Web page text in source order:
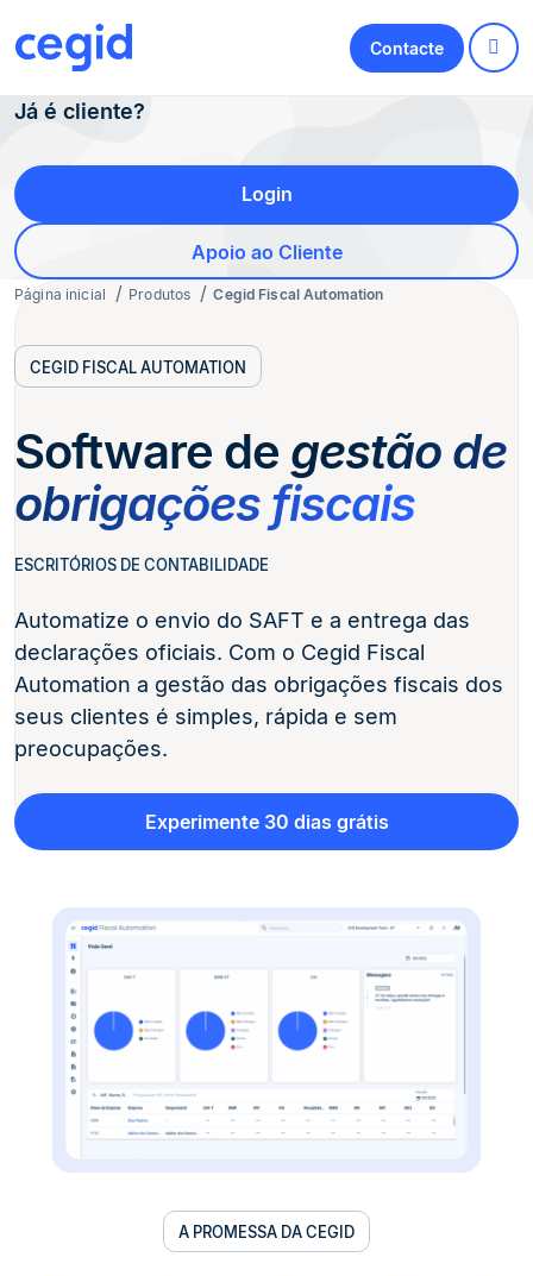
Contacte
Já é cliente?
Login
Apoio ao Cliente
Página inicial Produtos Cegid Fiscal Automation
CEGID FISCAL AUTOMATION
Software de gestão de
obrigações fiscais
ESCRITÓRIOS DE CONTABILIDADE
Automatize o envio do SAFT e a entrega das
declarações oficiais. Com o Cegid Fiscal
Automation a gestão das obrigações fiscais dos
seus clientes é simples, rápida e sem
preocupações.
Experimente 30 dias grátis
A PROMESSA DA CEGID